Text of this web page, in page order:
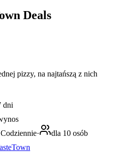
Deals
pizzy, na najtańszą z nich
dni
Codziennie·
dla 10 osób